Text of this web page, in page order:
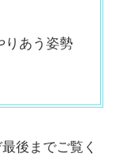
りあう姿勢
後までご覧く